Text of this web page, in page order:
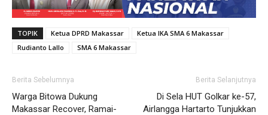
TOPIK Ketua DPRD Makassar
Ketua IKA SMA 6 Makassar
Rudianto Lallo
SMA 6 Makassar
Berita Sebelumnya
Warga Bitowa Dukung
Makassar Recover, Ramai-
Berita Selanjutnya
Di Sela HUT Golkar ke-57,
Airlangga Hartarto Tunjukkan